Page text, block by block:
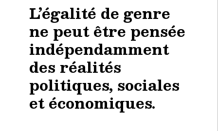
L’égalité de genre
ne peut être pensée
indépendamment
des réalités
politiques, sociales
et économiques.